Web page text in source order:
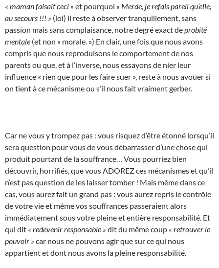
« maman faisait ceci » et pourquoi « Merde, je refais pareil qu’elle,
au secours !!! » (lol) il reste à observer tranquillement, sans
passion mais sans complaisance, notre degré exact deprobité
mentale (et non « morale. ») En clair, une fois que nous avons
compris que nous reproduisons le comportement de nos
parents ou que, et à l’inverse, nous essayons de nier leur
influence « rien que pour les faire suer », reste à nous avouer si
on tient à ce mécanisme ou s’il nous fait vraiment gerber.
Car ne vous y trompez pas : vous risquez d’être étonné lorsqu’il
sera question pour vous de vous débarrasser d’une chose qui
produit pourtant de la souffrance… Vous pourriez bien
découvrir, horrifiés, que vous ADOREZ ces mécanismes et qu’il
n’est pas question de les laisser tomber ! Mais même dans ce
cas, vous aurez fait un grand pas : vous aurez repris le contrôle
de votre vie et même vos souffrances passeraient alors
immédiatement sous votre pleine et entière responsabilité. Et
qui dit « redevenir responsable » dit du même coup « retrouver le
pouvoir » car nous ne pouvons agir que sur ce qui nous
appartient et dont nous avons la pleine responsabilité.